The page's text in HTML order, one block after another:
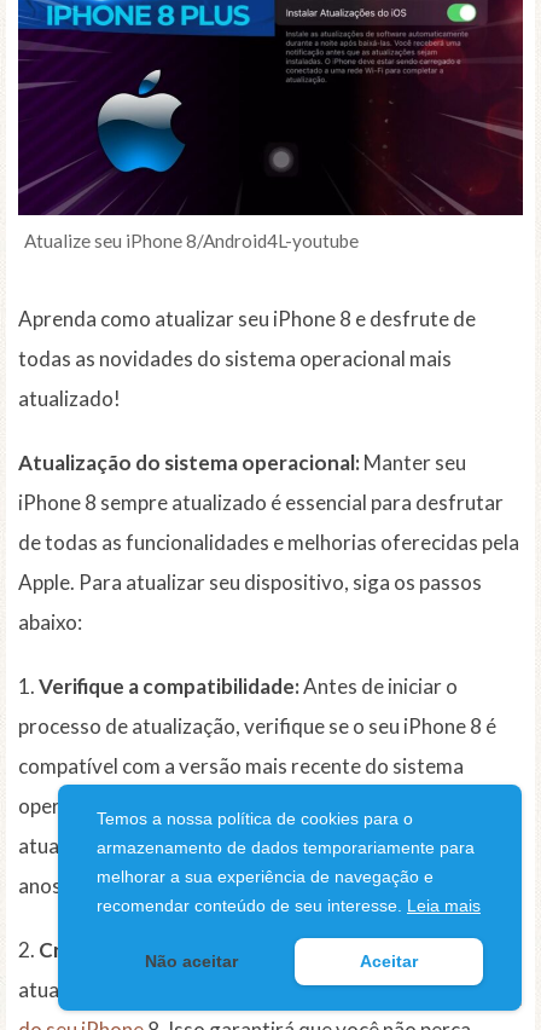
Atualize seu iPhone 8/Android4L-youtube
Aprenda como atualizar seu iPhone 8 e desfrute de
todas as novidades do sistema operacional mais
atualizado!
Atualização do sistema operacional:Manter seu
iPhone 8 sempre atualizado é essencial para desfrutar
de todas as funcionalidades e melhorias oferecidas pela
Apple. Para atualizar seu dispositivo, siga os passos
abaixo:
1.Verifique a compatibilidade:Antes de iniciar o
processo de atualização, verifique se o seu iPhone 8 é
compatível com a versão mais recente do sistema
operacional. A Apple costuma disponibilizar
atualizações para dispositivos lançados nos últimos
anos, mas é bom confirmar isso.
2. Crie um backup:
Antes de realizar qualquer
atualização, é altamente recomendável fazer umbackup
Temos a nossa política de cookies para o
armazenamento de dados temporariamente para
melhorar a sua experiência de navegação e
recomendar conteúdo de seu interesse. Leia mais
Não aceitar Aceitar